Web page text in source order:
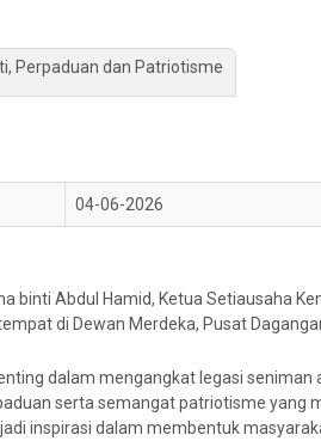
Perpaduan dan Patriotisme
04-06-2026
binti Abdul Hamid, Ketua Setiausaha
di Dewan Merdeka, Pusat
dalam mengangkat legasi
serta semangat patriotisme yang
inspirasi dalam membentuk